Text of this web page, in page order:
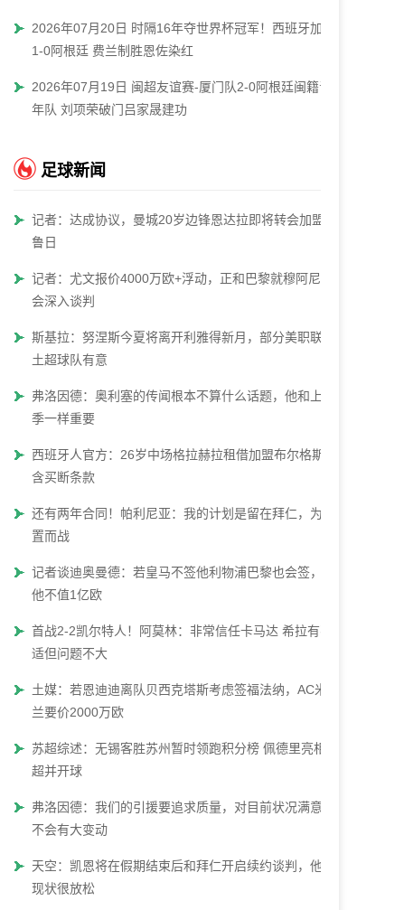
2026年07月20日 时隔16年夺世界杯冠军！西班牙加时
1-0阿根廷 费兰制胜恩佐染红
2026年07月19日 闽超友谊赛-厦门队2-0阿根廷闽籍青
年队 刘项荣破门吕家晟建功
足球新闻
记者：达成协议，曼城20岁边锋恩达拉即将转会加盟布
鲁日
记者：尤文报价4000万欧+浮动，正和巴黎就穆阿尼转
会深入谈判
斯基拉：努涅斯今夏将离开利雅得新月，部分美职联和
土超球队有意
弗洛因德：奥利塞的传闻根本不算什么话题，他和上赛
季一样重要
西班牙人官方：26岁中场格拉赫拉租借加盟布尔格斯，
含买断条款
还有两年合同！帕利尼亚：我的计划是留在拜仁，为位
置而战
记者谈迪奥曼德：若皇马不签他利物浦巴黎也会签，但
他不值1亿欧
首战2-2凯尔特人！阿莫林：非常信任卡马达 希拉有不
适但问题不大
土媒：若恩迪迪离队贝西克塔斯考虑签福法纳，AC米
兰要价2000万欧
苏超综述：无锡客胜苏州暂时领跑积分榜 佩德里亮相苏
超并开球
弗洛因德：我们的引援要追求质量，对目前状况满意&
不会有大变动
天空：凯恩将在假期结束后和拜仁开启续约谈判，他对
现状很放松